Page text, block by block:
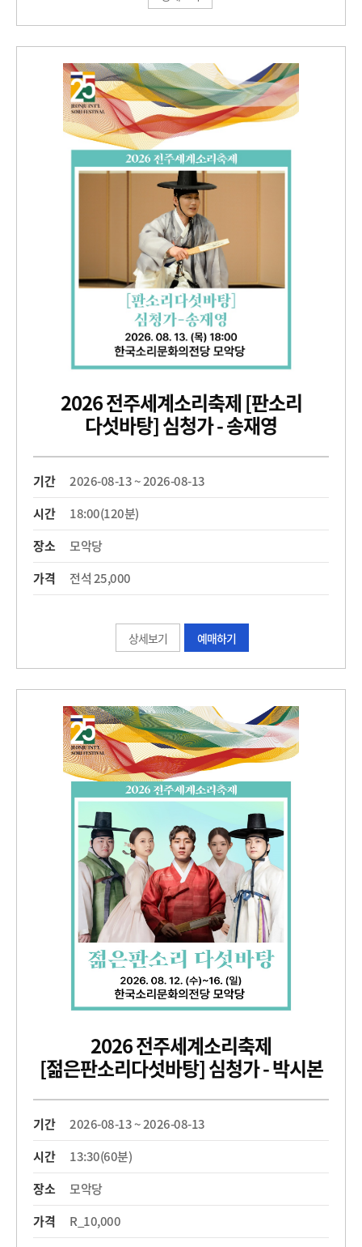
2026 전주세계소리축제 [판소리
다섯바탕] 심청가 - 송재영
기간
2026-08-13 ~ 2026-08-13
시간
18:00(120분)
장소
모악당
가격
전석 25,000
상세보기 예매하기
2026 전주세계소리축제
[젊은판소리다섯바탕] 심청가 - 박시본
기간
2026-08-13 ~ 2026-08-13
시간
13:30(60분)
장소
모악당
가격
R_10,000